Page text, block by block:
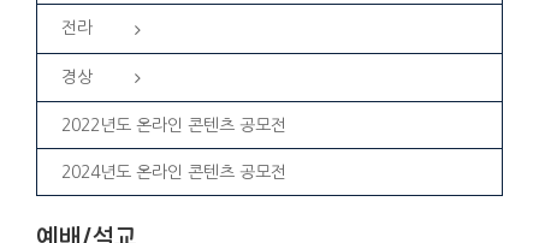
전라
경상
2022년도 온라인 콘텐츠 공모전
2024년도 온라인 콘텐츠 공모전
예배/설교